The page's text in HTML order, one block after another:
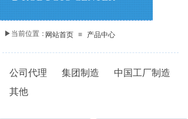
▶当前位置：网站首页 ≡ 产品中心
公司代理 集团制造
中国工厂制造
其他